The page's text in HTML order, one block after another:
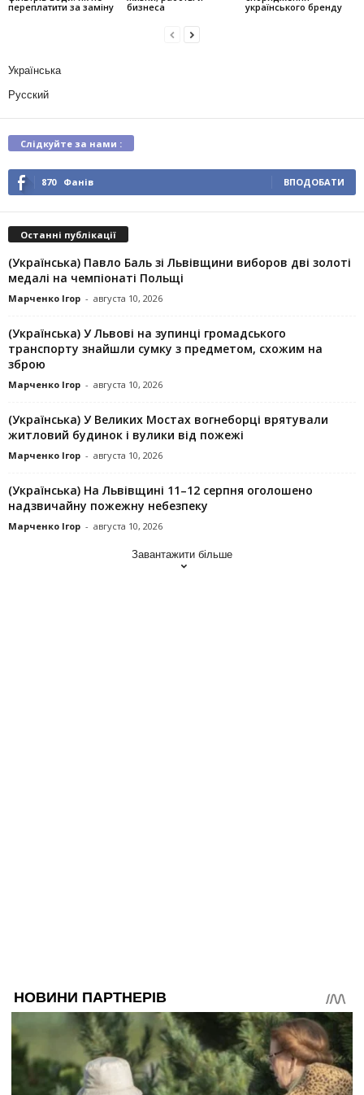
переплатити за заміну
бизнеса
українського бренду
Українська
Русский
Слідкуйте за нами :
870 Фанів ВПОДОБАТИ
Останні публікації
(Українська) Павло Баль зі Львівщини виборов дві золоті
медалі на чемпіонаті Польщі
Марченко Ігор - августа 10, 2026
(Українська) У Львові на зупинці громадського
транспорту знайшли сумку з предметом, схожим на
зброю
Марченко Ігор - августа 10, 2026
(Українська) У Великих Мостах вогнеборці врятували
житловий будинок і вулики від пожежі
Марченко Ігор - августа 10, 2026
(Українська) На Львівщині 11–12 серпня оголошено
надзвичайну пожежну небезпеку
Марченко Ігор - августа 10, 2026
Завантажити більше